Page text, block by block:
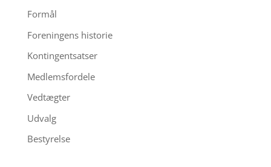
Formål
Foreningens historie
Kontingentsatser
Medlemsfordele
Vedtægter
Udvalg
Bestyrelse